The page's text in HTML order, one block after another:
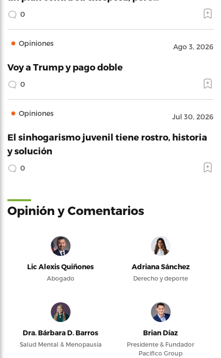
0
Opiniones Ago 3, 2026
Voy a Trump y pago doble
0
Opiniones Jul 30, 2026
El sinhogarismo juvenil tiene rostro, historia
y solución
0
Opinión y Comentarios
Lic Alexis Quiñones
Abogado
Adriana Sánchez
Derecho y deporte
Dra. Bárbara D. Barros
Salud Mental & Menopausia
Brian Díaz
Presidente & Fundador
Pacifico Group